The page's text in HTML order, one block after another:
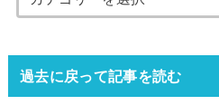
過去に戻って記事を読む